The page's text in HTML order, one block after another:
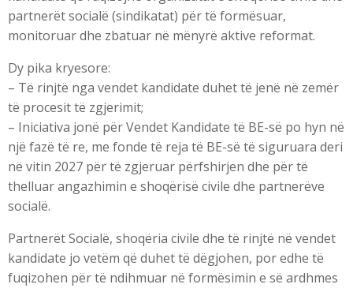
partnerët socialë (sindikatat) për të formësuar,
monitoruar dhe zbatuar në mënyrë aktive reformat.
Dy pika kryesore:
– Të rinjtë nga vendet kandidate duhet të jenë në zemër
të procesit të zgjerimit;
– Iniciativa jonë për Vendet Kandidate të BE-së po hyn në
një fazë të re, me fonde të reja të BE-së të siguruara deri
në vitin 2027 për të zgjeruar përfshirjen dhe për të
thelluar angazhimin e shoqërisë civile dhe partnerëve
socialë.
Partnerët Socialë, shoqëria civile dhe të rinjtë në vendet
kandidate jo vetëm që duhet të dëgjohen, por edhe të
fuqizohen për të ndihmuar në formësimin e së ardhmes